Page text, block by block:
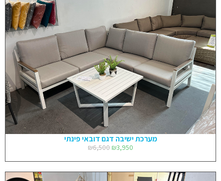
מערכת ישיבה דגם דובאי פינתי
₪6,500 ₪3,950